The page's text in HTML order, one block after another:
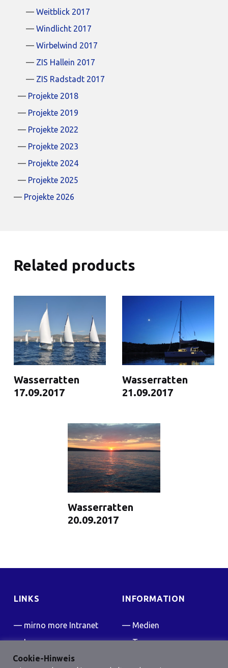
Weitblick 2017
Windlicht 2017
Wirbelwind 2017
ZIS Hallein 2017
ZIS Radstadt 2017
Projekte 2018
Projekte 2019
Projekte 2022
Projekte 2023
Projekte 2024
Projekte 2025
Projekte 2026
Related products
Wasserratten
17.09.2017
Wasserratten
21.09.2017
Wasserratten
20.09.2017
LINKS
mirno more Intranet
Impressum
Kontakt
INFORMATION
Medien
Team
Cookie-Hinweis